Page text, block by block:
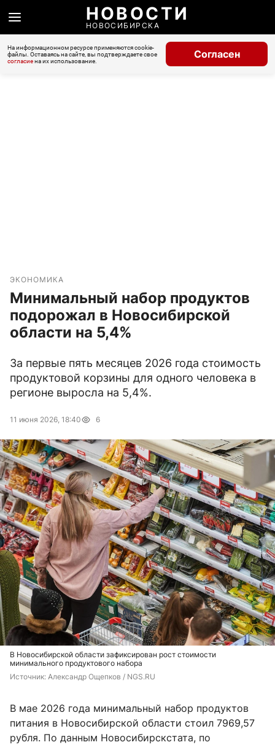
НОВОСТИ
НОВОСИБИРСКА
На информационном ресурсе применяются cookie-
файлы. Оставаясь на сайте, вы подтверждаете свое
согласиена их использование.
Согласен
ЭКОНОМИКА
Минимальный набор продуктов
подорожал в Новосибирской
области на 5,4%
За первые пять месяцев 2026 года стоимость
продуктовой корзины для одного человека в
регионе выросла на 5,4%.
11 июня 2026, 18:40 6
В Новосибирской области зафиксирован рост стоимости
минимального продуктового набора
Источник: Александр Ощепков / NGS.RU
В мае 2026 года минимальный набор продуктов
питания в Новосибирской области стоил 7969,57
рубля. По данным Новосибирскстата, по